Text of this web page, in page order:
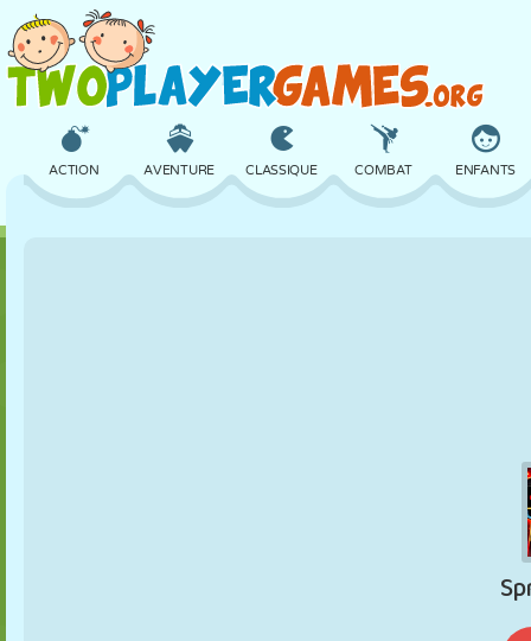
ACTION AVENTURE CLASSIQUE COMBAT ENFANTS
LABYRINTHE